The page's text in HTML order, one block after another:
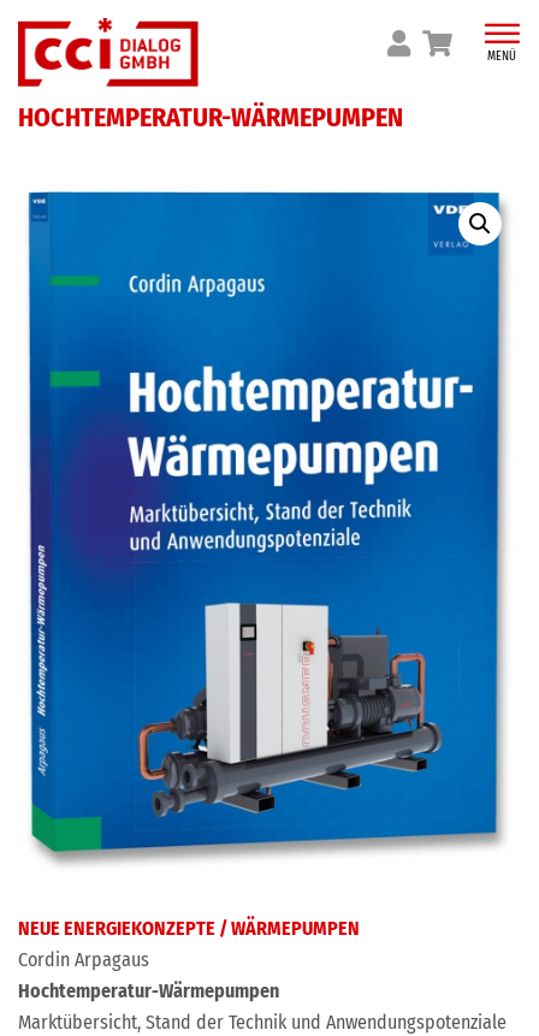
to
content
MENÜ
HOCHTEMPERATUR-WÄRMEPUMPEN
NEUE ENERGIEKONZEPTE / WÄRMEPUMPEN
Cordin Arpagaus
Hochtemperatur-Wärmepumpen
Marktübersicht, Stand der Technik und Anwendungspotenziale